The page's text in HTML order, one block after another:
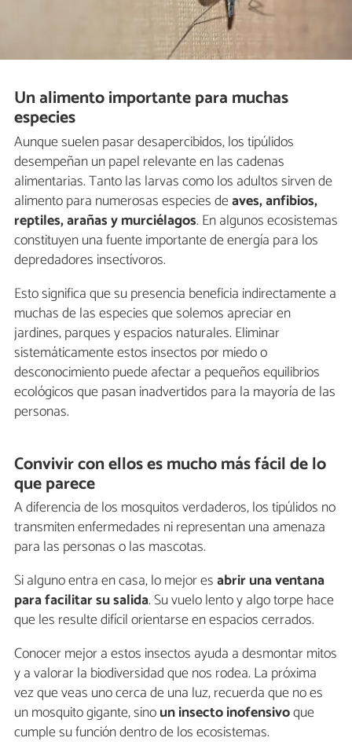
Un alimento importante para muchas
especies
Aunque suelen pasar desapercibidos, los tipúlidos
desempeñan un papel relevante en las cadenas
alimentarias. Tanto las larvas como los adultos sirven de
alimento para numerosas especies deaves, anfibios,
reptiles, arañas y murciélagos. En algunos ecosistemas
constituyen una fuente importante de energía para los
depredadores insectívoros.
Esto significa que su presencia beneficia indirectamente a
muchas de las especies que solemos apreciar en
jardines, parques y espacios naturales. Eliminar
sistemáticamente estos insectos por miedo o
desconocimiento puede afectar a pequeños equilibrios
ecológicos que pasan inadvertidos para la mayoría de las
personas.
Convivir con ellos es mucho más fácil de lo
que parece
A diferencia de los mosquitos verdaderos, los tipúlidos no
transmiten enfermedades ni representan una amenaza
para las personas o las mascotas.
Si alguno entra en casa, lo mejor esabrir una ventana
para facilitar su salida. Su vuelo lento y algo torpe hace
que les resulte difícil orientarse en espacios cerrados.
Conocer mejor a estos insectos ayuda a desmontar mitos
y a valorar la biodiversidad que nos rodea. La próxima
vez que veas uno cerca de una luz, recuerda que no es
un mosquito gigante, sinoun insecto inofensivoque
cumple su función dentro de los ecosistemas.